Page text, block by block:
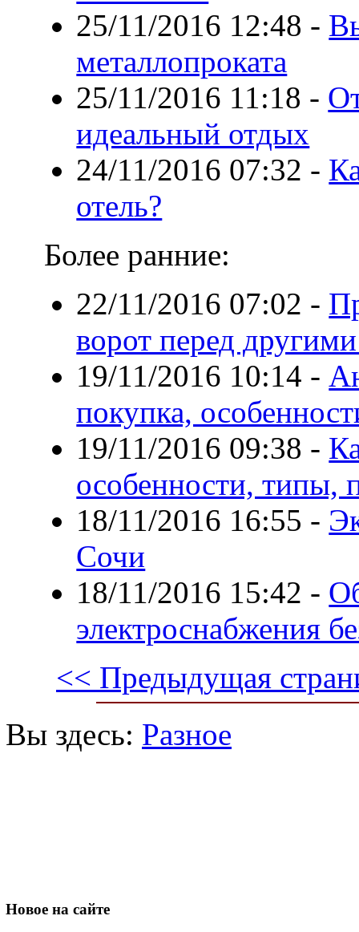
25/11/2016 12:48 -
металлопроката
25/11/2016 11:18 -
идеальный отдых
24/11/2016 07:32 -
отель?
Более ранние:
22/11/2016 07:02 -
ворот перед
19/11/2016 10:14 -
покупка,
19/11/2016 09:38 -
особенности, типы,
18/11/2016 16:55 -
Сочи
18/11/2016 15:42 -
электроснабжения
<< Предыдущая
Вы здесь: Разное
Новое на сайте